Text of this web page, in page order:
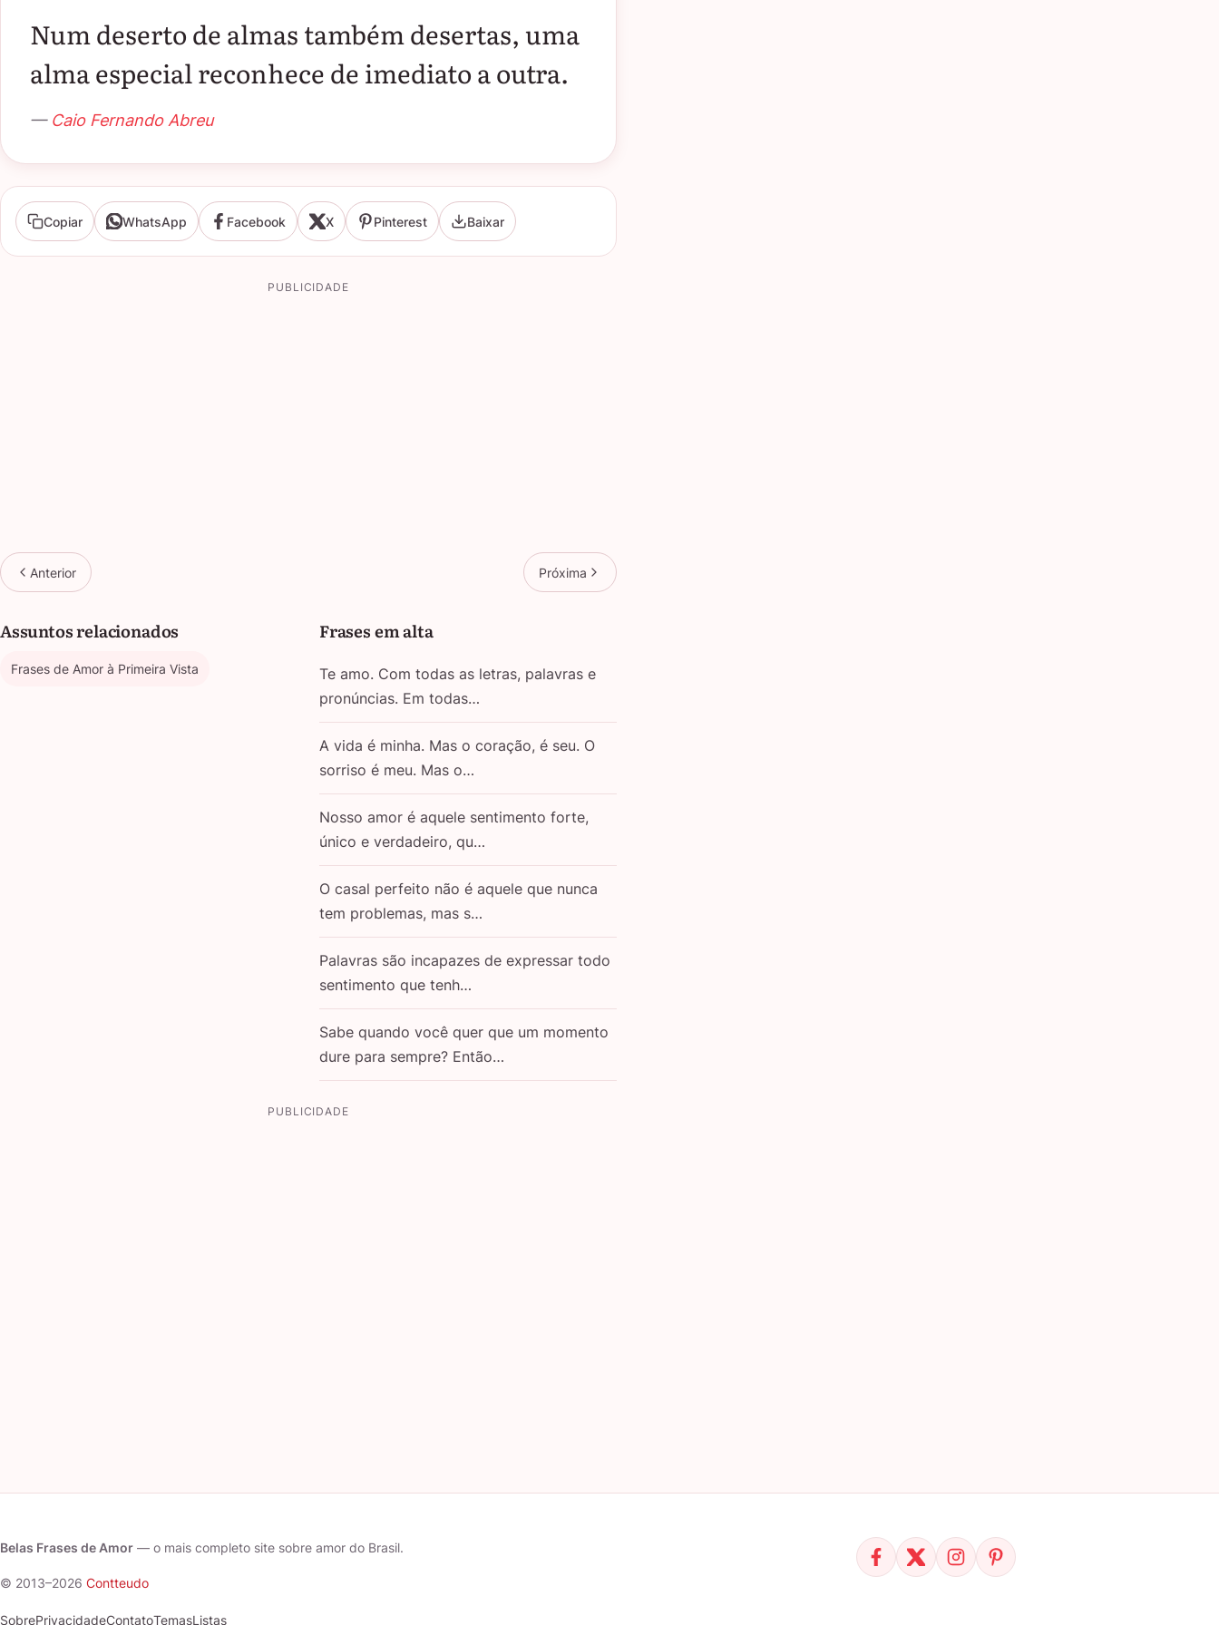
Num deserto de almas também desertas, uma
alma especial reconhece de imediato a outra.
— Caio Fernando Abreu
Copiar WhatsApp Facebook X Pinterest Baixar
PUBLICIDADE
Anterior Próxima
Assuntos relacionados
Frases de Amor à Primeira Vista
Frases em alta
Te amo. Com todas as letras, palavras e
pronúncias. Em todas…
A vida é minha. Mas o coração, é seu. O
sorriso é meu. Mas o…
Nosso amor é aquele sentimento forte,
único e verdadeiro, qu…
O casal perfeito não é aquele que nunca
tem problemas, mas s…
Palavras são incapazes de expressar todo
sentimento que tenh…
Sabe quando você quer que um momento
dure para sempre? Então…
PUBLICIDADE
Belas Frases de Amor — o mais completo site sobre amor do Brasil.
© 2013–2026 Contteudo
SobrePrivacidadeContatoTemasListas